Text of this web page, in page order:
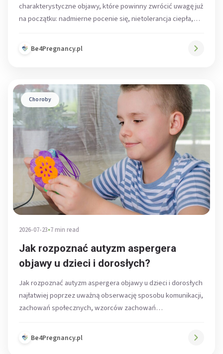
charakterystyczne objawy, które powinny zwrócić uwagę już
na początku: nadmierne pocenie się, nietolerancja ciepła,
Be4Pregnancy.pl
Choroby
2026-07-23•7 min read
Jak rozpoznać autyzm aspergera
objawy u dzieci i dorosłych?
Jak rozpoznać autyzm aspergera objawy u dzieci i dorosłych
najłatwiej poprzez uważną obserwację sposobu komunikacji,
zachowań społecznych, wzorców zachowań
Be4Pregnancy.pl